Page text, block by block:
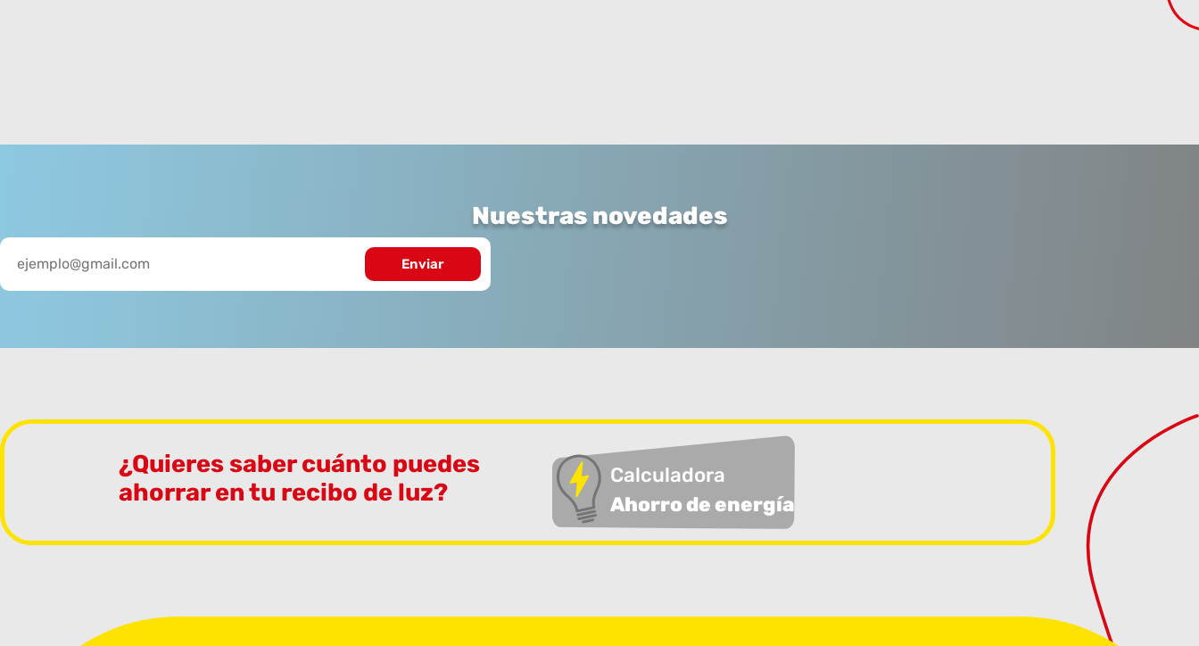
Nuestras novedades
¿Quieres saber cuánto puedes
ahorrar en tu recibo de luz?
Calculadora
Ahorro de energía